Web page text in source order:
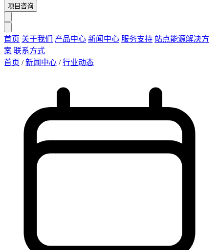
项目咨询
首页 关于我们 产品中心 新闻中心 服务支持 站点能源解决方
案 联系方式
首页 / 新闻中心 / 行业动态